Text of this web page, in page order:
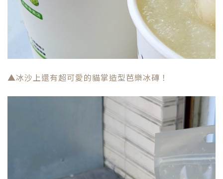
▲冰沙上還有超可愛的貓掌造型芭樂冰磚！